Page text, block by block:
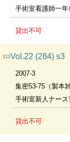
手術室看護師一
貸出不可
111Vol.22 (284) s3
2007-3
集密53-75（製本雑
手術室新人ナー
貸出不可